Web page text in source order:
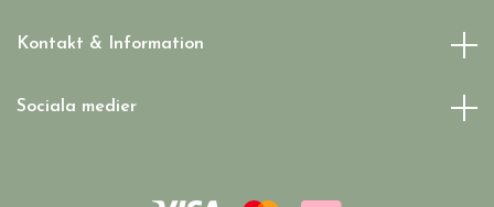
Kontakt & Information
Sociala medier